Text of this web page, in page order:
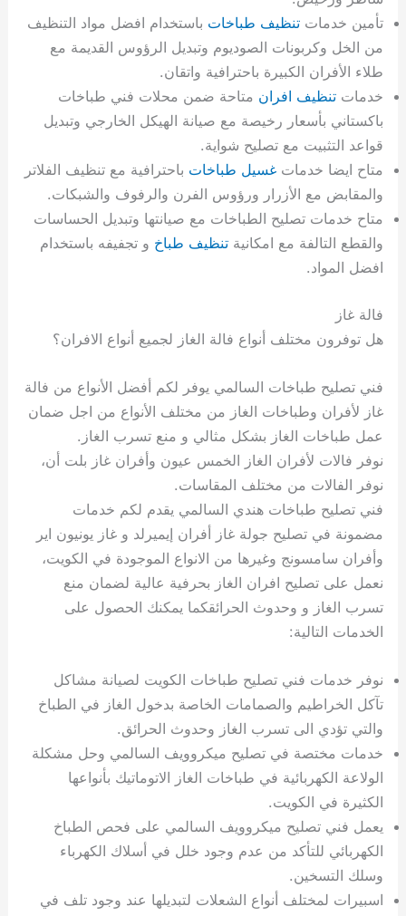
تأمين خدماتتنظيف طباخات باستخدام افضل مواد التنظيف
من الخل وكربونات الصوديوم وتبديل الرؤوس القديمة مع
طلاء الأفران الكبيرة باحترافية واتقان.
خدماتتنظيف افران متاحة ضمن محلات فني طباخات
باكستاني بأسعار رخيصة مع صيانة الهيكل الخارجي وتبديل
قواعد التثبيت مع تصليح شواية.
متاح ايضا خدماتغسيل طباخات باحترافية مع تنظيف الفلاتر
والمقابض مع الأزرار ورؤوس الفرن والرفوف والشبكات.
متاح خدمات تصليح الطباخات مع صيانتها وتبديل الحساسات
والقطع التالفة مع امكانيةتنظيف طباخ و تجفيفه باستخدام
افضل المواد.
فالة غاز
هل توفرون مختلف أنواع فالة الغاز لجميع أنواع الافران؟
فني تصليح طباخات السالمي يوفر لكم أفضل الأنواع من فالة
غاز لأفران وطباخات الغاز من مختلف الأنواع من اجل ضمان
عمل طباخات الغاز بشكل مثالي و منع تسرب الغاز.
نوفر فالات لأفران الغاز الخمس عيون وأفران غاز بلت أن،
نوفر الفالات من مختلف المقاسات.
فني تصليح طباخات هندي السالمي يقدم لكم خدمات
مضمونة في تصليح جولة غاز أفران إيميرلد و غاز يونيون اير
وأفران سامسونج وغيرها من الانواع الموجودة في الكويت،
نعمل على تصليح افران الغاز بحرفية عالية لضمان منع
تسرب الغاز و وحدوث الحرائقكما يمكنك الحصول على
الخدمات التالية:
نوفر خدمات فني تصليح طباخات الكويت لصيانة مشاكل
تآكل الخراطيم والصمامات الخاصة بدخول الغاز في الطباخ
والتي تؤدي الى تسرب الغاز وحدوث الحرائق.
خدمات مختصة في تصليح ميكروويف السالمي وحل مشكلة
الولاعة الكهربائية في طباخات الغاز الاتوماتيك بأنواعها
الكثيرة في الكويت.
يعمل فني تصليح ميكروويف السالمي على فحص الطباخ
الكهربائي للتأكد من عدم وجود خلل في أسلاك الكهرباء
وسلك التسخين.
اسبيرات لمختلف أنواع الشعلات لتبديلها عند وجود تلف في